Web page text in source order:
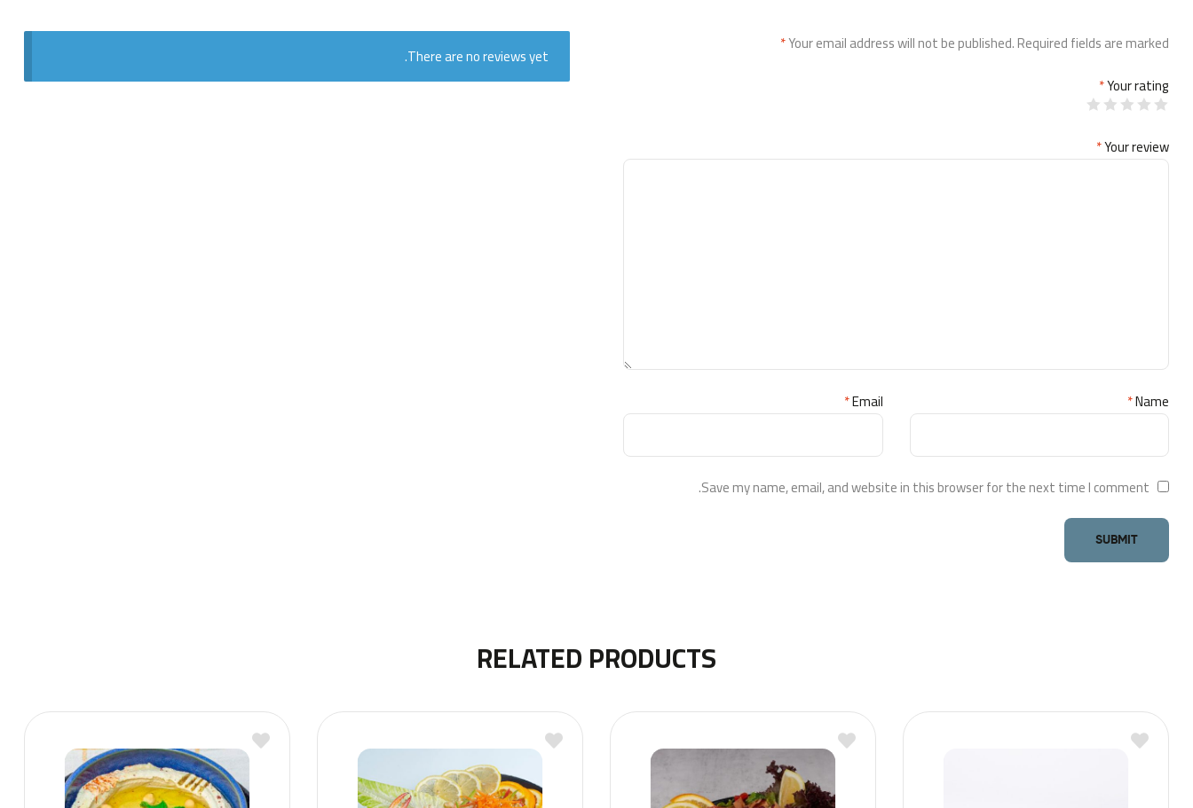
There are no reviews yet.
Your email address will not be published.Required fields are marked
*
Your rating
*
Your review
*
Name
*
Email
*
Save my name, email, and website in this browser for the next time I comment.
RELATED PRODUCTS